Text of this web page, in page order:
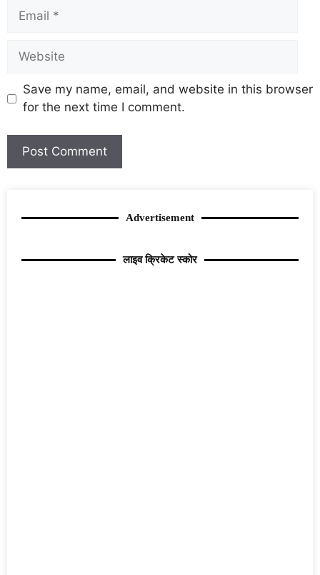
Save my name, email, and website in this browser
for the next time I comment.
Advertisement
लाइव क्रिकेट स्कोर